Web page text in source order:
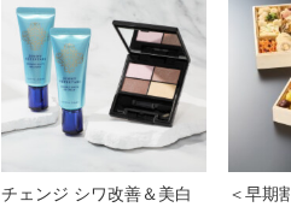
チェンジ シワ改善＆美白
＜早期